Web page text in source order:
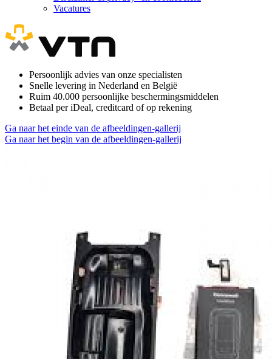
Vacatures
Persoonlijk advies van onze specialisten
Snelle levering in Nederland en België
Ruim 40.000 persoonlijke beschermingsmiddelen
Betaal per iDeal, creditcard of op rekening
Ga naar het einde van de afbeeldingen-gallerij
Ga naar het begin van de afbeeldingen-gallerij